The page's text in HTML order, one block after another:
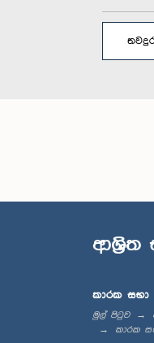
ආශ්‍රිත
කාරක
මුල් පිටුව
කාරක